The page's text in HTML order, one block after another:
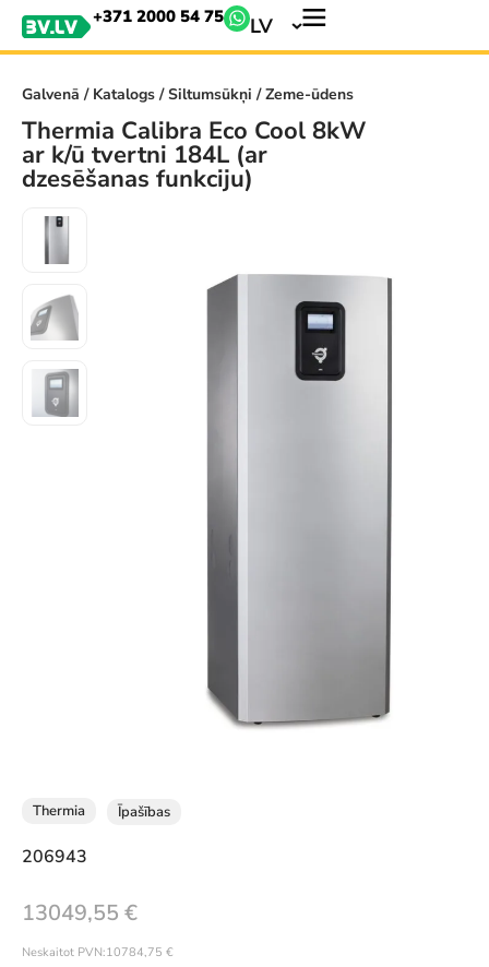
+371 2000 54 75 LV
Galvenā / Katalogs/Siltumsūkņi / Zeme-ūdens
Thermia Calibra Eco Cool 8kW
ar k/ū tvertni 184L (ar
dzesēšanas funkciju)
Thermia Īpašības
206943
13049,55 €
Neskaitot PVN:10784,75 €